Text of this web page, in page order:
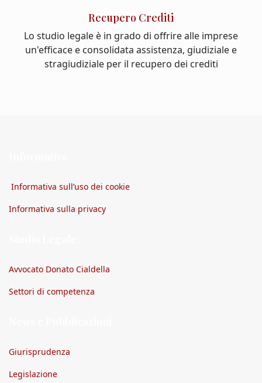
Recupero Crediti
Lo studio legale è in grado di offrire alle imprese
un'efficace e consolidata assistenza, giudiziale e
stragiudiziale per il recupero dei crediti
Informativa sull’uso dei cookie
Informativa sulla privacy
Avvocato Donato Cialdella
Settori di competenza
Giurisprudenza
Legislazione